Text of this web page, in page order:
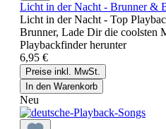
Licht in der Nacht - Brunner &
Licht in der Nacht - Top
Brunner, Lade Dir die coolsten
Playbackfinder herunter
6,95 €
Preise inkl. MwSt.
In den Warenkorb
Neu